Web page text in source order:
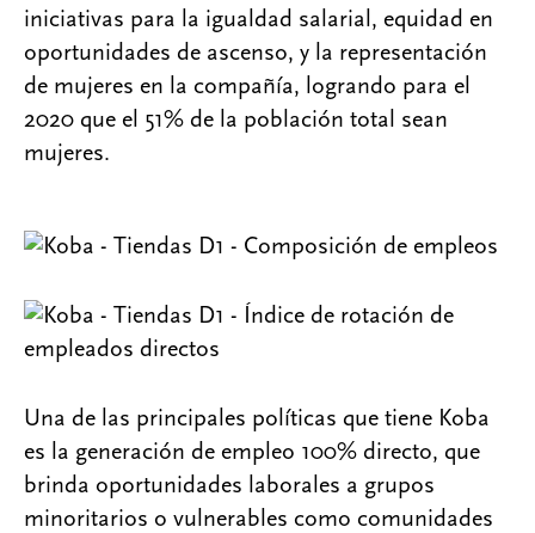
iniciativas para la igualdad salarial, equidad en
oportunidades de ascenso, y la representación
de mujeres en la compañía, logrando para el
2020 que el 51% de la población total sean
mujeres.
Una de las principales políticas que tiene Koba
es la generación de empleo 100% directo, que
brinda oportunidades laborales a grupos
minoritarios o vulnerables como comunidades